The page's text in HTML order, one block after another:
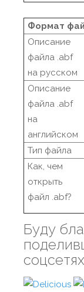
Формат
Описание
файла .abf
на русском
Описание
файла .abf
на
английском
Тип файла
Как, чем
открыть
файл .abf?
Буду
соцсетях